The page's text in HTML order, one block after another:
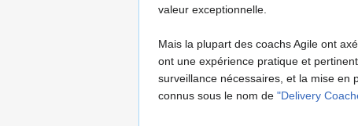
valeur exceptionnelle.
Mais la plupart des coachs Agile ont
ont une expérience pratique et
surveillance nécessaires, et la mise en
connus sous le nom de "Delivery